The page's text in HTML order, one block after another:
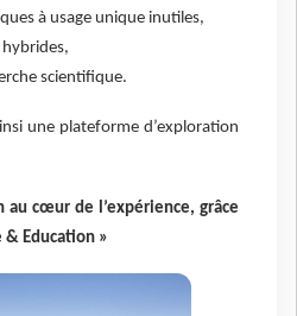
à usage unique inutiles,
scientifique.
une plateforme d’exploration
au cœur de l’expérience, grâce
& Education »